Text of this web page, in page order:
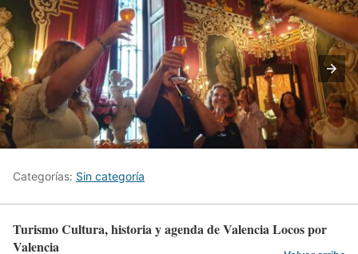
Categorías: Sin categoría
Turismo Cultura, historia y agenda de Valencia Locos por
Valencia